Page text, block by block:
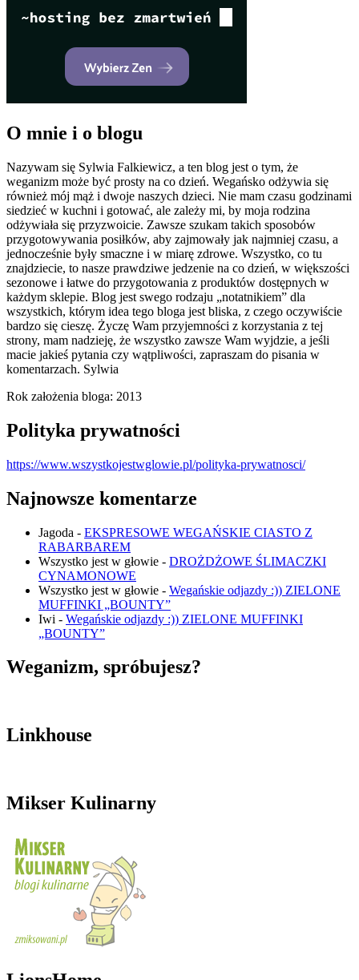
O mnie i o blogu
Nazywam się Sylwia Falkiewicz, a ten blog jest o tym, że
weganizm może być prosty na co dzień. Wegańsko odżywia się
również mój mąż i dwoje naszych dzieci. Nie mam czasu godzinami
siedzieć w kuchni i gotować, ale zależy mi, by moja rodzina
odżywiała się przyzwoicie. Zawsze szukam takich sposobów
przygotowywania posiłków, aby zajmowały jak najmniej czasu, a
jednocześnie były smaczne i w miarę zdrowe. Wszystko, co tu
znajdziecie, to nasze prawdziwe jedzenie na co dzień, w większości
sezonowe i łatwe do przygotowania z produktów dostępnych w
każdym sklepie. Blog jest swego rodzaju „notatnikiem” dla
wszystkich, którym idea tego bloga jest bliska, z czego oczywiście
bardzo się cieszę. Życzę Wam przyjemności z korzystania z tej
strony, mam nadzieję, że wszystko zawsze Wam wyjdzie, a jeśli
macie jakieś pytania czy wątpliwości, zapraszam do pisania w
komentarzach. Sylwia
Rok założenia bloga: 2013
Polityka prywatności
https://www.wszystkojestwglowie.pl/polityka-prywatnosci/
Najnowsze komentarze
Jagoda - EKSPRESOWE WEGAŃSKIE CIASTO Z
RABARBAREM
Wszystko jest w głowie - DROŻDŻOWE ŚLIMACZKI
CYNAMONOWE
Wszystko jest w głowie - Wegańskie odjazdy :)) ZIELONE
MUFFINKI „BOUNTY”
Iwi - Wegańskie odjazdy :)) ZIELONE MUFFINKI
„BOUNTY”
Weganizm, spróbujesz?
Linkhouse
Mikser Kulinarny